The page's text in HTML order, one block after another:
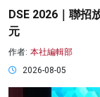
DSE 2026｜聯招
元
作者: 本社編輯部
2026-08-05